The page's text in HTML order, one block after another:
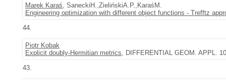
Marek Karaś, SaneckiH.,ZielińskiA.P.,KaraśM.
Engineering optimization with different object functions - Trefftz
44.
Piotr Kobak
Explicit doubly-Hermitian metrics, DIFFERENTIAL GEOM. APPL.
43.